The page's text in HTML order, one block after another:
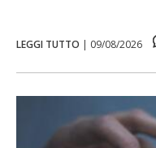
LEGGI TUTTO | 09/08/2026